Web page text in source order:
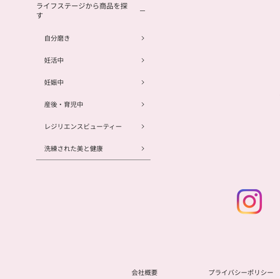
ライフステージから商品を探
す
自分磨き
妊活中
妊娠中
産後・育児中
レジリエンスビューティー
洗練された美と健康
会社概要 プライバシーポリシー